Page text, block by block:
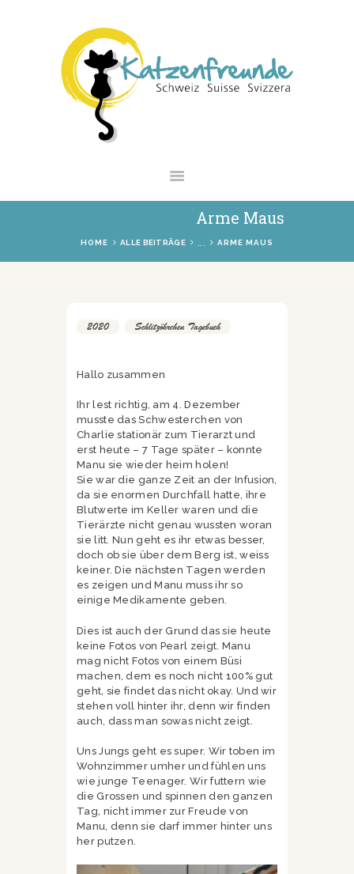
Arme Maus
HOME ALLE BEITRÄGE ARME MAUS
NEWS
VERMITTLUNG
INTERESSANTES
SHOP
2020 Schlitzöhrchen Tagebuch
Hallo zusammen
Ihr lest richtig, am 4. Dezember
musste das Schwesterchen von
Charlie stationär zum Tierarzt und
erst heute – 7 Tage später – konnte
Manu sie wieder heim holen!
Sie war die ganze Zeit an der Infusion,
da sie enormen Durchfall hatte, ihre
Blutwerte im Keller waren und die
Tierärzte nicht genau wussten woran
sie litt. Nun geht es ihr etwas besser,
doch ob sie über dem Berg ist, weiss
keiner. Die nächsten Tagen werden
es zeigen und Manu muss ihr so
einige Medikamente geben.
Dies ist auch der Grund das sie heute
keine Fotos von Pearl zeigt. Manu
mag nicht Fotos von einem Büsi
machen, dem es noch nicht 100% gut
geht, sie findet das nicht okay. Und wir
stehen voll hinter ihr, denn wir finden
auch, dass man sowas nicht zeigt.
Uns Jungs geht es super. Wir toben im
Wohnzimmer umher und fühlen uns
wie junge Teenager. Wir futtern wie
die Grossen und spinnen den ganzen
Tag, nicht immer zur Freude von
Manu, denn sie darf immer hinter uns
her putzen.